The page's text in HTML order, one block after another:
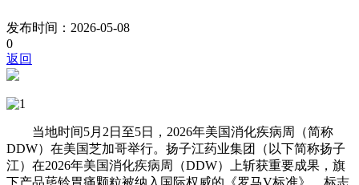
发布时间：2026-05-08
0
返回
当地时间5月2日至5日，2026年美国消化疾病周（简称
DDW）在美国芝加哥举行。扬子江药业集团（以下简称扬子
江）在2026年美国消化疾病周（DDW）上斩获重要成果，旗